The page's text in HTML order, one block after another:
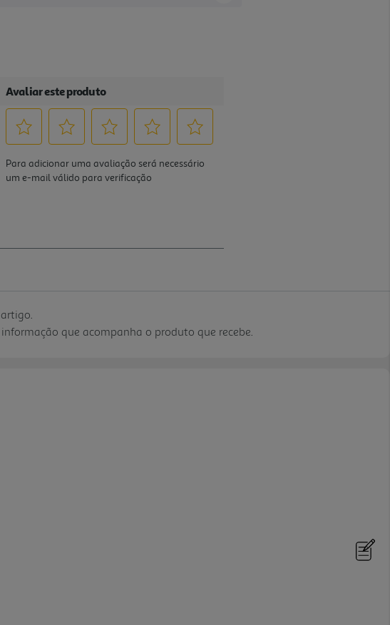
que acompanha o produto que recebe.